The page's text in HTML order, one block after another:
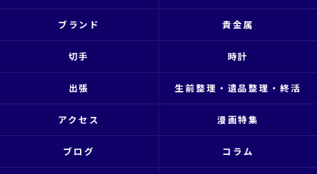
ブランド 貴金属
切手 時計
出張 生前整理・遺品整理・終活
アクセス 漫画特集
ブログ コラム